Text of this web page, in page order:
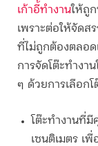
เก้าอี้ทำงานให้ถู
เพราะต่อให้จัดส
ที่ไม่ถูกต้องตลอด
การจัดโต๊ะทำงา
ๆ ด้วยการเลือก
โต๊ะทำงานที่
เซนติเมตร เ